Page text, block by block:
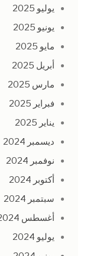
يوليو 2025
يونيو 2025
مايو 2025
أبريل 2025
مارس 2025
فبراير 2025
يناير 2025
ديسمبر 2024
نوفمبر 2024
أكتوبر 2024
سبتمبر 2024
أغسطس 2024
يوليو 2024